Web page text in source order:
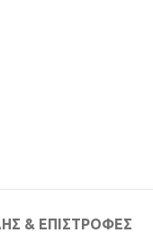
& ΕΠΙΣΤΡΟΦΈΣ